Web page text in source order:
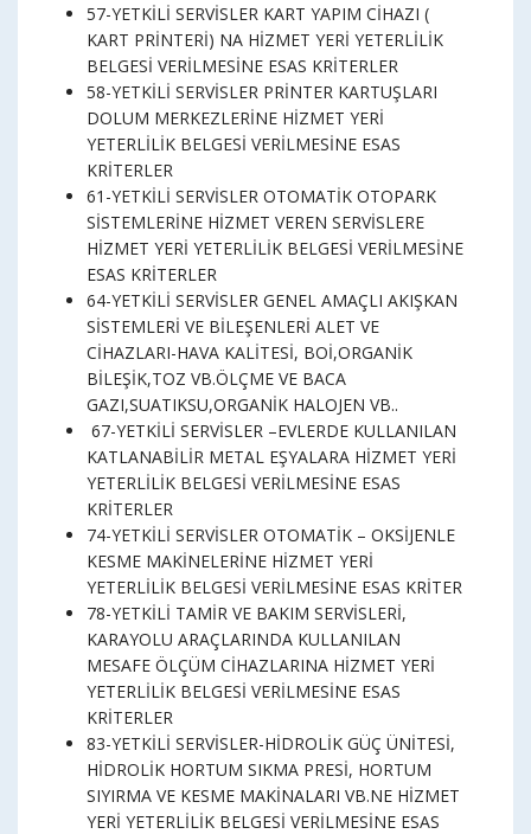
57-YETKİLİ SERVİSLER KART YAPIM CİHAZI (
KART PRİNTERİ) NA HİZMET YERİ YETERLİLİK
BELGESİ VERİLMESİNE ESAS KRİTERLER
58-YETKİLİ SERVİSLER PRİNTER KARTUŞLARI
DOLUM MERKEZLERİNE HİZMET YERİ
YETERLİLİK BELGESİ VERİLMESİNE ESAS
KRİTERLER
61-YETKİLİ SERVİSLER OTOMATİK OTOPARK
SİSTEMLERİNE HİZMET VEREN SERVİSLERE
HİZMET YERİ YETERLİLİK BELGESİ VERİLMESİNE
ESAS KRİTERLER
64-YETKİLİ SERVİSLER GENEL AMAÇLI AKIŞKAN
SİSTEMLERİ VE BİLEŞENLERİ ALET VE
CİHAZLARI-HAVA KALİTESİ, BOİ,ORGANİK
BİLEŞİK,TOZ VB.ÖLÇME VE BACA
GAZI,SUATIKSU,ORGANİK HALOJEN VB..
67-YETKİLİ SERVİSLER –EVLERDE KULLANILAN
KATLANABİLİR METAL EŞYALARA HİZMET YERİ
YETERLİLİK BELGESİ VERİLMESİNE ESAS
KRİTERLER
74-YETKİLİ SERVİSLER OTOMATİK – OKSİJENLE
KESME MAKİNELERİNE HİZMET YERİ
YETERLİLİK BELGESİ VERİLMESİNE ESAS KRİTER
78-YETKİLİ TAMİR VE BAKIM SERVİSLERİ,
KARAYOLU ARAÇLARINDA KULLANILAN
MESAFE ÖLÇÜM CİHAZLARINA HİZMET YERİ
YETERLİLİK BELGESİ VERİLMESİNE ESAS
KRİTERLER
83-YETKİLİ SERVİSLER-HİDROLİK GÜÇ ÜNİTESİ,
HİDROLİK HORTUM SIKMA PRESİ, HORTUM
SIYIRMA VE KESME MAKİNALARI VB.NE HİZMET
YERİ YETERLİLİK BELGESİ VERİLMESİNE ESAS